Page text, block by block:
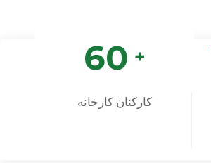
60 +
کارکنان کارخانه